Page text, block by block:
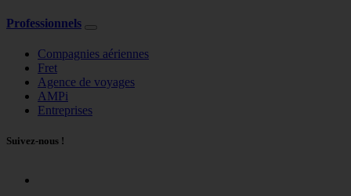
Professionnels
Compagnies aériennes
Fret
Agence de voyages
AMPi
Entreprises
Suivez-nous !